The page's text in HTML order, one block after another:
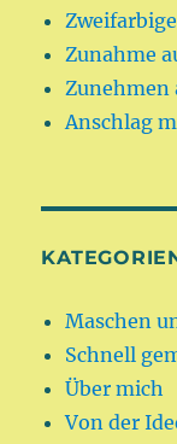
Zunahme
Zunehmen
Anschlag
Maschen
Schnell
Über mich
Von der